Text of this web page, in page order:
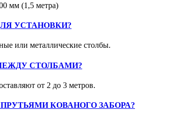
мм (1,5 метра)
УСТАНОВКИ?
или металлические столбы.
СТОЛБАМИ?
от 2 до 3 метров.
КОВАНОГО ЗАБОРА?